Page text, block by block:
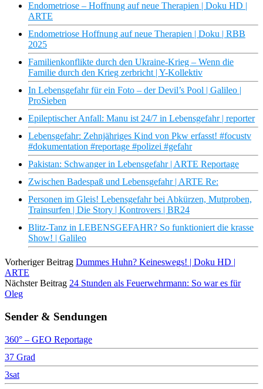
Endometriose – Hoffnung auf neue Therapien | Doku HD |
ARTE
Endometriose Hoffnung auf neue Therapien | Doku | RBB
2025
Familienkonflikte durch den Ukraine-Krieg – Wenn die
Familie durch den Krieg zerbricht | Y-Kollektiv
In Lebensgefahr für ein Foto – der Devil’s Pool | Galileo |
ProSieben
Epileptischer Anfall: Manu ist 24/7 in Lebensgefahr | reporter
Lebensgefahr: Zehnjähriges Kind von Pkw erfasst! #focustv
#dokumentation #reportage #polizei #gefahr
Pakistan: Schwanger in Lebensgefahr | ARTE Reportage
Zwischen Badespaß und Lebensgefahr | ARTE Re:
Personen im Gleis! Lebensgefahr bei Abkürzen, Mutproben,
Trainsurfen | Die Story | Kontrovers | BR24
Blitz-Tanz in LEBENSGEFAHR? So funktioniert die krasse
Show! | Galileo
Vorheriger Beitrag Dummes Huhn? Keineswegs! | Doku HD |
ARTE
Nächster Beitrag 24 Stunden als Feuerwehrmann: So war es für
Oleg
Sender & Sendungen
360° – GEO Reportage
37 Grad
3sat